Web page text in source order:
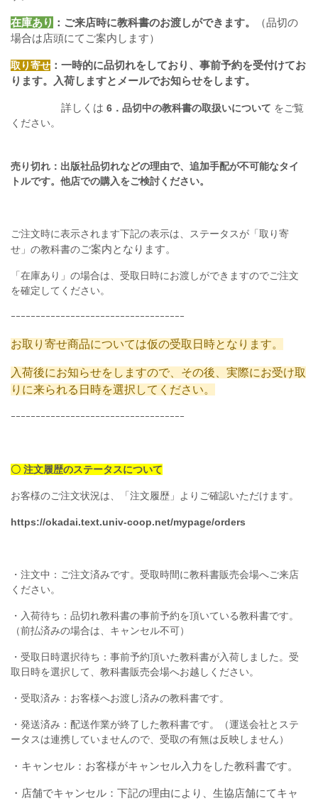
在庫あり ：ご来店時に教科書のお渡しができます。
（品切の
場合は店頭にてご案内します）
取り寄せ ：一時的に品切れをしており、事前予約を受付けてお
ります。入荷しますとメールでお知らせをします。
詳しくは 6．品切中の教科書の取扱いについて をご覧
ください。
売り切れ：出版社品切れなどの理由で、追加手配が不可能なタイ
トルです。他店での購入をご検討ください。
ご注文時に表示されます下記の表示は、ステータスが「取り寄
せ」の教科書のご案内となります。
「在庫あり」の場合は、受取日時にお渡しができますのでご注文
を確定してください。
ｰｰｰｰｰｰｰｰｰｰｰｰｰｰｰｰｰｰｰｰｰｰｰｰｰｰｰｰｰｰｰｰｰｰｰ
お取り寄せ商品については仮の受取日時となります。
入荷後にお知らせをしますので、その後、実際にお受け取
りに来られる日時を選択してください。
ｰｰｰｰｰｰｰｰｰｰｰｰｰｰｰｰｰｰｰｰｰｰｰｰｰｰｰｰｰｰｰｰｰｰｰ
〇 注文履歴のステータスについて
お客様のご注文状況は、「注文履歴」よりご確認いただけます。
https://okadai.text.univ-coop.net/mypage/orders
・注文中：ご注文済みです。受取時間に教科書販売会場へご来店
ください。
・入荷待ち：品切れ教科書の事前予約を頂いている教科書です。
（前払済みの場合は、キャンセル不可）
・受取日時選択待ち：事前予約頂いた教科書が入荷しました。受
取日時を選択して、教科書販売会場へお越しください。
・受取済み：お客様へお渡し済みの教科書です。
・発送済み：配送作業が終了した教科書です。（運送会社とステ
ータスは連携していませんので、受取の有無は反映しません）
・キャンセル：お客様がキャンセル入力をした教科書です。
・店舗でキャンセル：下記の理由により、生協店舗にてキャ